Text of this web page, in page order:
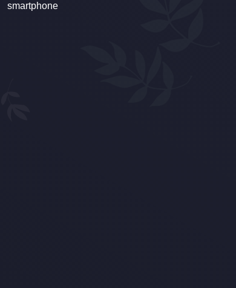
smartphone